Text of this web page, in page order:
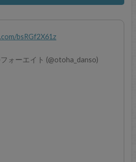
bsRGf2X61z
ォーエイト (@otoha_danso)